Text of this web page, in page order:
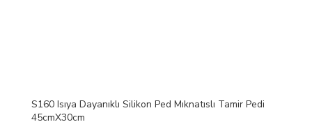
S160 Isıya Dayanıklı Silikon Ped Mıknatıslı Tamir Pedi
45cmX30cm